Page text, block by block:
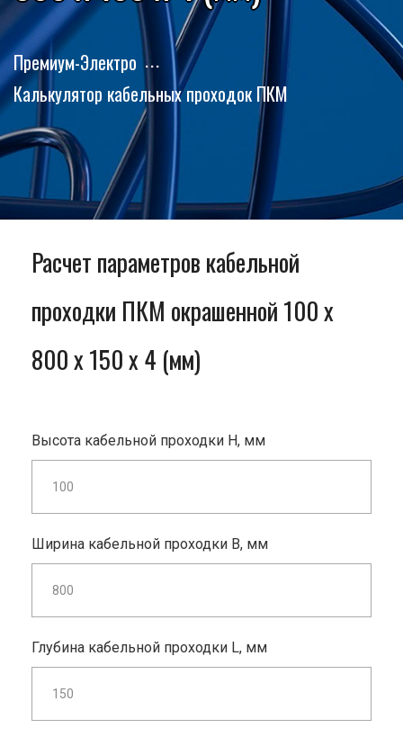
Премиум-Электро
Калькулятор кабельных проходок ПКМ
Расчет параметров кабельной
проходки ПКМ окрашенной 100 x
800 x 150 x 4 (мм)
Высота кабельной проходки H, мм
Ширина кабельной проходки B, мм
Глубина кабельной проходки L, мм